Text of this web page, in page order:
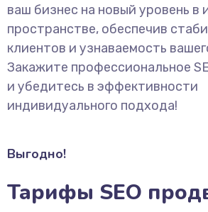
ваш бизнес на новый уровень в
пространстве, обеспечив
клиентов и узнаваемость
Закажите профессиональное
и убедитесь в эффективности
индивидуального подхода!
Выгодно!
Тарифы SEO